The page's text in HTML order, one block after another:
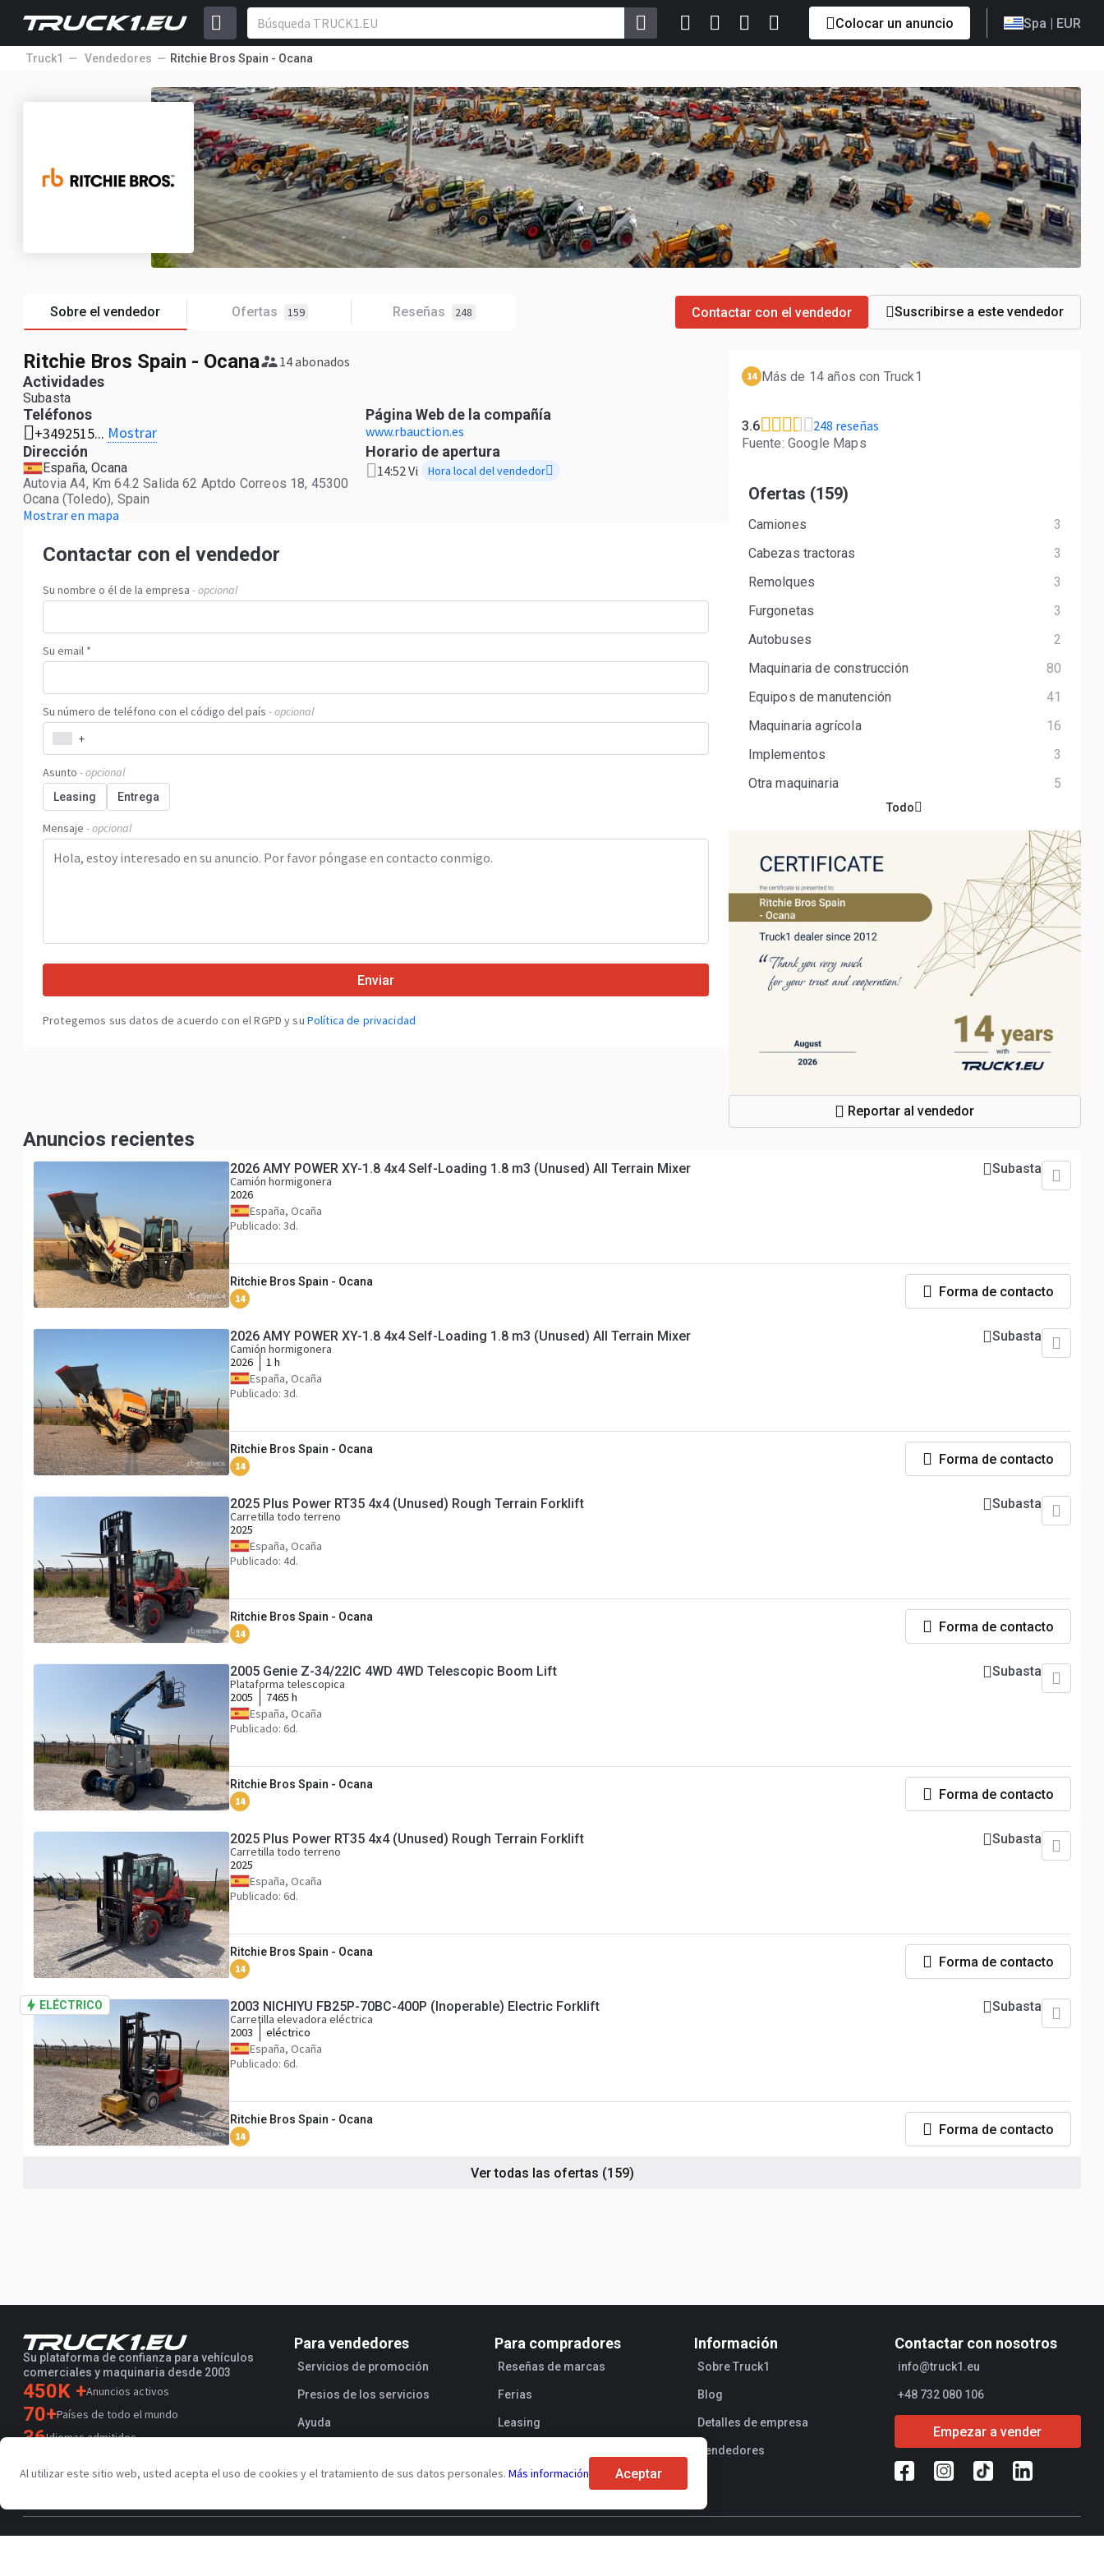
Colocar un anuncio Spa | EUR
Truck1 Vendedores Ritchie Bros Spain - Ocana
Sobre el vendedor Ofertas 159 Reseñas 248 Contactar con el vendedor Suscribirse a este vendedor
Ritchie Bros Spain - Ocana 14 abonados
Actividades
Subasta
Teléfonos
+3492515... Mostrar
Página Web de la compañía
www.rbauction.es
Dirección
España, Ocana
Autovia A4, Km 64.2 Salida 62 Aptdo Correos 18, 45300
Ocana (Toledo), Spain
Mostrar en mapa
Horario de apertura
14:52 Vi Hora local del vendedor
Contactar con el vendedor
Su nombre o él de la empresa - opcional
Su email *
Su número de teléfono con el código del país - opcional
+
Asunto - opcional
Leasing Entrega
Mensaje - opcional
Enviar
Protegemos sus datos de acuerdo con el RGPD y su Política de privacidad
14 Más de 14 años con Truck1
3.6 248 reseñas
Fuente: Google Maps
Ofertas (159)
Camiones
3
Cabezas tractoras
3
Remolques
3
Furgonetas
3
Autobuses
2
Maquinaria de construcción
80
Equipos de manutención
41
Maquinaria agrícola
16
Implementos
3
Otra maquinaria
5
Todo
Reportar al vendedor
Anuncios recientes
2026 AMY POWER XY-1.8 4x4 Self-Loading 1.8 m3 (Unused) All Terrain Mixer
Camión hormigonera
2026
España, Ocaña
Publicado: 3d.
Subasta
Ritchie Bros Spain - Ocana
14 Forma de contacto
2026 AMY POWER XY-1.8 4x4 Self-Loading 1.8 m3 (Unused) All Terrain Mixer
Camión hormigonera
2026
1 h
España, Ocaña
Publicado: 3d.
Subasta
Ritchie Bros Spain - Ocana
14 Forma de contacto
2025 Plus Power RT35 4x4 (Unused) Rough Terrain Forklift
Carretilla todo terreno
2025
España, Ocaña
Publicado: 4d.
Subasta
Ritchie Bros Spain - Ocana
14 Forma de contacto
2005 Genie Z-34/22IC 4WD 4WD Telescopic Boom Lift
Plataforma telescopica
2005
7465 h
España, Ocaña
Publicado: 6d.
Subasta
Ritchie Bros Spain - Ocana
14 Forma de contacto
2025 Plus Power RT35 4x4 (Unused) Rough Terrain Forklift
Carretilla todo terreno
2025
España, Ocaña
Publicado: 6d.
Subasta
Ritchie Bros Spain - Ocana
14 Forma de contacto
ELÉCTRICO 2003 NICHIYU FB25P-70BC-400P (Inoperable) Electric Forklift
Carretilla elevadora eléctrica
2003
eléctrico
España, Ocaña
Publicado: 6d.
Subasta
Ritchie Bros Spain - Ocana
14 Forma de contacto
Ver todas las ofertas (159)
Su plataforma de confianza para vehículos
comerciales y maquinaria desde 2003
450K +Anuncios activos
70+Países de todo el mundo
36Idiomas admitidos
4.7/5
Trustpilot
Para vendedores
Servicios de promoción
Presios de los servicios
Ayuda
Para compradores
Reseñas de marcas
Ferias
Leasing
Información
Sobre Truck1
Blog
Detalles de empresa
Vendedores
Contactar con nosotros
info@truck1.eu
+48 732 080 106
Empezar a vender
Al utilizar este sitio web, usted acepta el uso de cookies y el tratamiento de sus datos personales. Más información Aceptar